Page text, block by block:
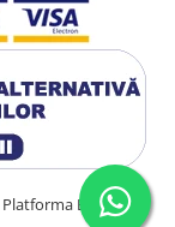
Platforma E-